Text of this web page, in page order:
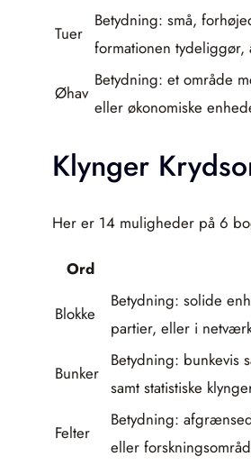
Tuer
Betydning: små,
formationen
Øhav
Betydning: et område
eller økonomiske
Klynger
Her er 14 muligheder på 6
Ord
Blokke
Betydning: solide
partier, eller i
Bunker
Betydning: bunkevis
samt statistiske
Felter
Betydning:
eller